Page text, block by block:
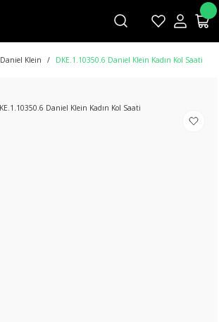
Daniel Klein DKE.1.10350.6 Daniel Klein Kadın Kol Saati